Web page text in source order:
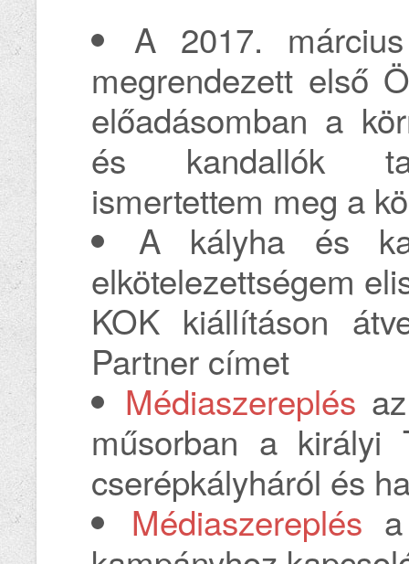
A 2017.
megrendezett első
előadásomban a
és kandallók
ismertettem meg a
A kályha és
elkötelezettségem
KOK kiállításon
Partner címet
Médiaszereplés
műsorban a királyi
cserépkályháról és
Médiaszereplés